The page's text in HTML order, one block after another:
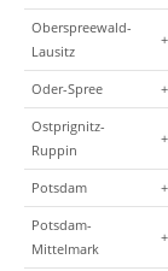
Oberspreewald-
Lausitz
Oder-Spree
Ostprignitz-
Ruppin
Potsdam
Potsdam-
Mittelmark